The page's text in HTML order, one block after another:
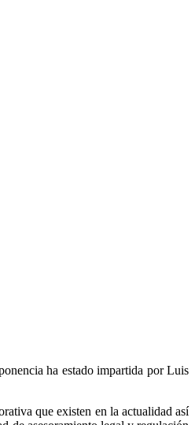
ha estado impartida por Luis
que existen en la actualidad así